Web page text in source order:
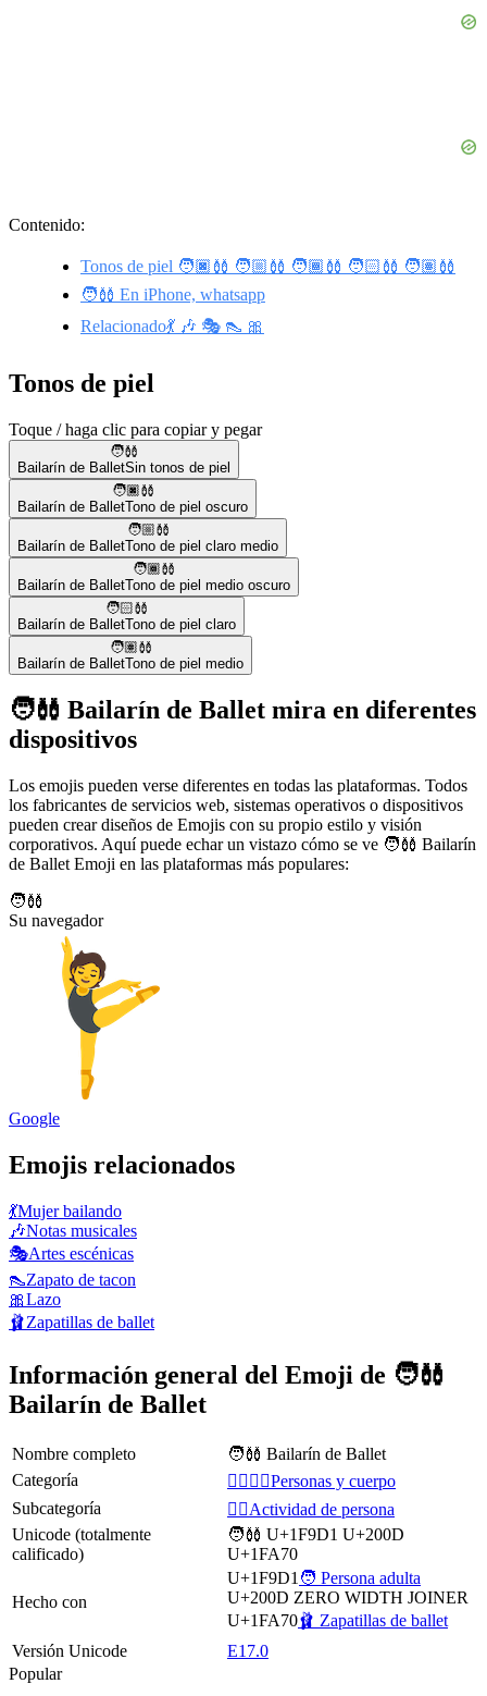
Contenido:
Tonos de piel 🧑🏿‍🩰 🧑🏼‍🩰 🧑🏾‍🩰 🧑🏻‍🩰 🧑🏽‍🩰
🧑‍🩰 En iPhone, whatsapp
Relacionado💃 🎶 🎭 👠 🎀
Tonos de piel
Toque / haga clic para copiar y pegar
🧑‍🩰
Bailarín de BalletSin tonos de piel
🧑🏿‍🩰
Bailarín de BalletTono de piel oscuro
🧑🏼‍🩰
Bailarín de BalletTono de piel claro medio
🧑🏾‍🩰
Bailarín de BalletTono de piel medio oscuro
🧑🏻‍🩰
Bailarín de BalletTono de piel claro
🧑🏽‍🩰
Bailarín de BalletTono de piel medio
🧑‍🩰 Bailarín de Ballet mira en diferentes
dispositivos
Los emojis pueden verse diferentes en todas las plataformas. Todos
los fabricantes de servicios web, sistemas operativos o dispositivos
pueden crear diseños de Emojis con su propio estilo y visión
corporativos. Aquí puede echar un vistazo cómo se ve 🧑‍🩰 Bailarín
de Ballet Emoji en las plataformas más populares:
🧑‍🩰
Su navegador
Google
Emojis relacionados
💃Mujer bailando
🎶Notas musicales
🎭Artes escénicas
👠Zapato de tacon
🎀Lazo
🩰Zapatillas de ballet
Información general del Emoji de 🧑‍🩰
Bailarín de Ballet
Nombre completo
🧑‍🩰 Bailarín de Ballet
Categoría
👩‍❤️‍💋‍👨Personas y cuerpo
Subcategoría
💆‍♂️Actividad de persona
Unicode (totalmente
calificado)
🧑‍🩰 U+1F9D1 U+200D
U+1FA70
Hecho con
U+1F9D1 🧑 Persona adulta
U+200D ZERO WIDTH JOINER
U+1FA70🩰 Zapatillas de ballet
Versión Unicode
E17.0
Popular